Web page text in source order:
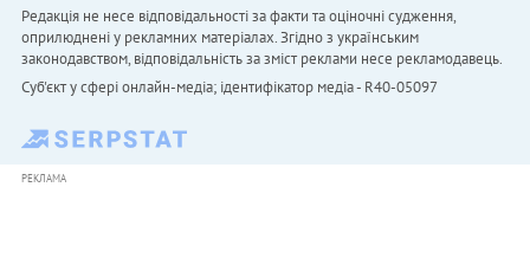
Редакція не несе відповідальності за факти та оціночні судження,
оприлюднені у рекламних матеріалах. Згідно з українським
законодавством, відповідальність за зміст реклами несе рекламодавець.
Cуб'єкт у сфері онлайн-медіа; ідентифікатор медіа - R40-05097
РЕКЛАМА